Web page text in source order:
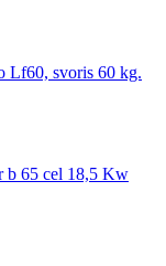
Lf60, svoris 60 kg.
b 65 cel 18,5 Kw